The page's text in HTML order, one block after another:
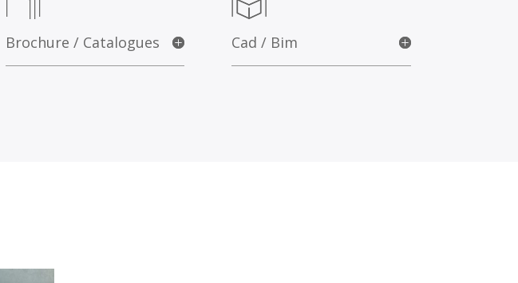
Brochure / Catalogues Cad / Bim